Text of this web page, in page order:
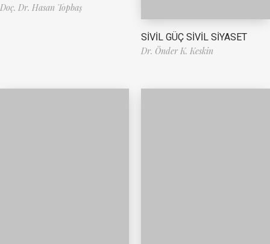
Doç. Dr. Hasan Topbaş
SİVİL GÜÇ SİVİL SİYASET
Dr. Önder K. Keskin